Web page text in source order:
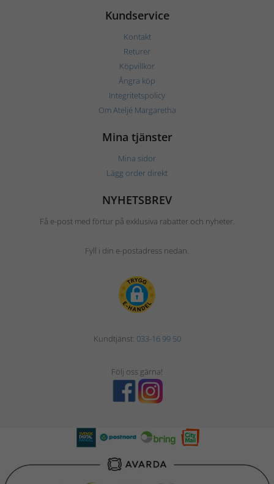
Kundservice
Kontakt
Returer
Köpvillkor
Ångra köp
Integritetspolicy
Om Ateljé Margaretha
Mina tjänster
Mina sidor
Lägg order direkt
NYHETSBREV
Få e-post med förtur på exklusiva rabatter och nyheter.
Fyll i din e-postadress nedan.
Kundtjänst: 033-16 99 50
Följ oss gärna!